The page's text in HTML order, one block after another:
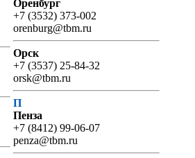
Оренбург
+7 (3532) 373-002
orenburg@tbm.ru
Орск
+7 (3537) 25-84-32
orsk@tbm.ru
П
Пенза
+7 (8412) 99-06-07
penza@tbm.ru